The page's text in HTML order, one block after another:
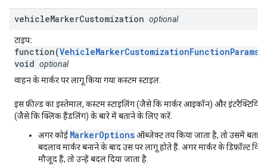
vehicleMarkerCustomization optional
टाइप:
function(VehicleMarkerCustomizationFunctionParams
void optional
वाहन के मार्कर पर लागू किया गया कस्टम स्टाइल.
इस फ़ील्ड का इस्तेमाल, कस्टम स्टाइलिंग (जैसे कि मार्कर आइकॉन) और इंटरैक्टिविटी
(जैसे कि क्लिक हैंडलिंग) के बारे में बताने के लिए करें.
अगर कोई MarkerOptionsऑब्जेक्ट तय किया जाता है, तो उसमें बताए
बदलाव मार्कर बनाने के बाद उस पर लागू होते हैं. अगर मार्कर के डिफ़ॉल्ट
मौजूद हैं, तो उन्हें बदल दिया जाता है.